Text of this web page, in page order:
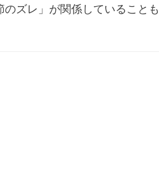
ズレ」が関係していること